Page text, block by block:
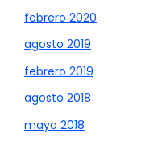
febrero 2020
agosto 2019
febrero 2019
agosto 2018
mayo 2018